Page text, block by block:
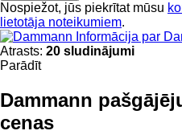
Nospiežot, jūs piekrītat mūsu
lietotāja noteikumiem.
Informācija par
Atrasts: 20 sludinājumi
Parādīt
Dammann
cenas